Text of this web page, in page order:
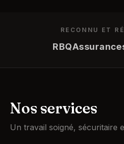
RECONNU ET
RBQ
Nos services
Un travail soigné, sécuritaire